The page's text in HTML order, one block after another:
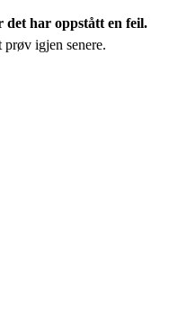
det har oppstått en feil.
prøv igjen senere.